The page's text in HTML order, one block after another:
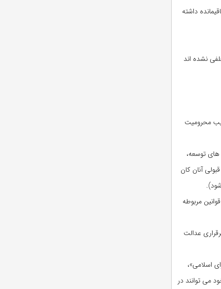
داشته
نشده اند
و در مناطقی با ضریب محرومیت
تا تاریخ ۳۱ شهریور ۱۴۰۴ که به تأیید معاونت های توسعه،
آنان کان
مربوطه
عدالت
در دوره های تکمیلی و تخصصی مصوب ۱۰ مهر ۱۳۹۲ مجلس شورای اسلامی»،
می توانند در